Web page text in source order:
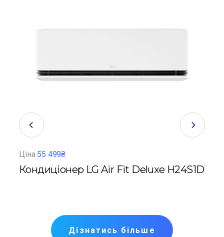
Ціна 55 499₴
Кондиціонер LG Air Fit Deluxe H24S1D
Дізнатись більше